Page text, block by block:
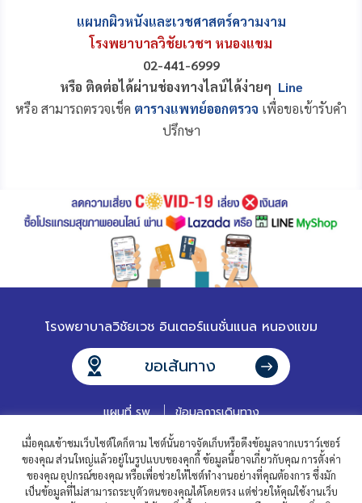
แผนกผิวหนังและเวชศาสตร์ความงาม
โรงพยาบาลวิชัยเวชฯ หนองแขม
02-441-6999
หรือ ติดต่อได้ผ่านช่องทางไลน์ได้ง่ายๆ Line
หรือ สามารถตรวจเช็ค ตารางแพทย์ออกตรวจ เพื่อขอเข้ารับคำ
ปรึกษา
โรงพยาบาลวิชัยเวช อินเตอร์แนชั่นแนล หนองแขม
ขอเส้นทาง
แผนที่ รพ. ข้อมูลการเดินทาง
เมื่อคุณเข้าชมเว็บไซต์ใดก็ตาม ไซต์นั้นอาจจัดเก็บหรือดึงข้อมูลจากเบราว์เซอร์
ของคุณ ส่วนใหญ่แล้วอยู่ในรูปแบบของคุกกี้ ข้อมูลนี้อาจเกี่ยวกับคุณ การตั้งค่า
ของคุณ อุปกรณ์ของคุณ หรือเพื่อช่วยให้ไซต์ทำงานอย่างที่คุณต้องการ ซึ่งมัก
เป็นข้อมูลที่ไม่สามารถระบุตัวตนของคุณได้โดยตรง แต่ช่วยให้คุณใช้งานเว็บ